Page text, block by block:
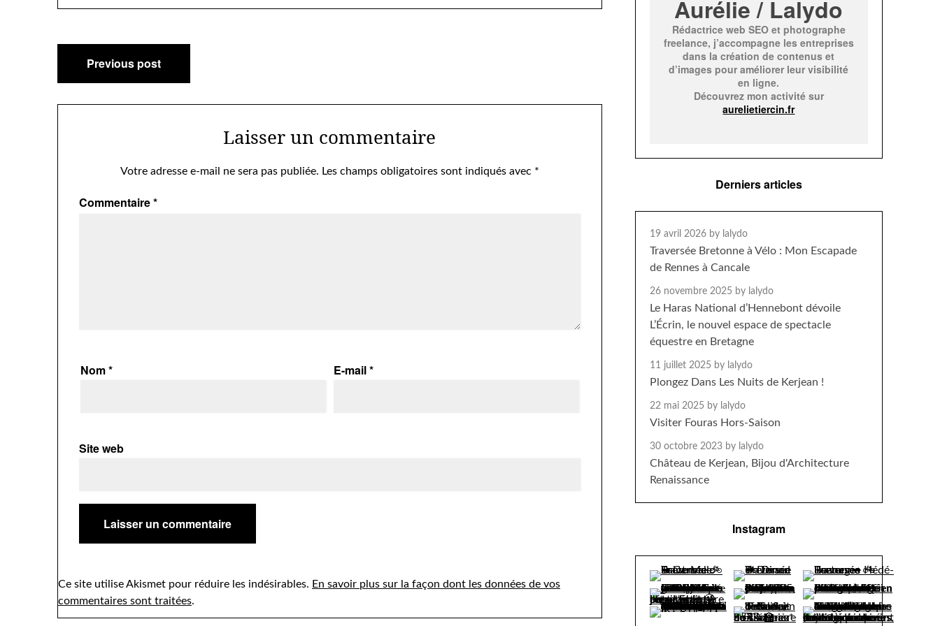
Navigation
de
l’article
Previous post
Laisser un commentaire
Votre adresse e-mail ne sera pas publiée. Les champs obligatoires sont indiqués avec *
Commentaire*
Nom* E-mail*
Site web
Ce site utilise Akismet pour réduire les indésirables. En savoir plus sur la façon dont les données de vos
commentaires sont traitées.
Aurélie / Lalydo
Rédactrice web SEO et photographe
freelance, j’accompagne les entreprises
dans la création de contenus et
d’images pour améliorer leur visibilité
en ligne.
Découvrez mon activité sur
aurelietiercin.fr
Derniers articles
19 avril 2026 by lalydo
Traversée Bretonne à Vélo : Mon Escapade
de Rennes à Cancale
26 novembre 2025 by lalydo
Le Haras National d’Hennebont dévoile
L’Écrin, le nouvel espace de spectacle
équestre en Bretagne
11 juillet 2025 by lalydo
Plongez Dans Les Nuits de Kerjean !
22 mai 2025 by lalydo
Visiter Fouras Hors-Saison
30 octobre 2023 by lalydo
Château de Kerjean, Bijou d'Architecture
Renaissance
Instagram